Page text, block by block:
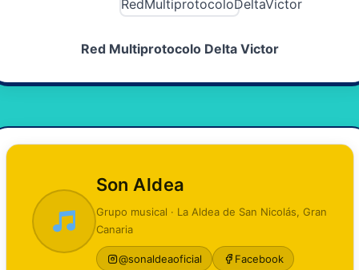
Red Multiprotocolo Delta Victor
Son Aldea
Grupo musical · La Aldea de San Nicolás, Gran
Canaria
@sonaldeaoficial Facebook